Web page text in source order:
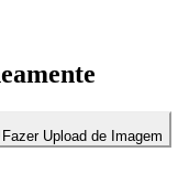
Fazer Upload de Imagem